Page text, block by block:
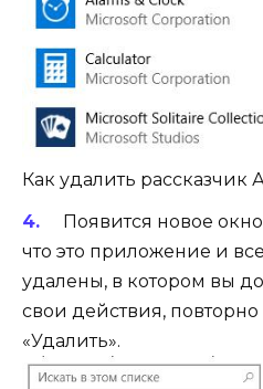
Как удалить рассказчик
Появится новое
что это приложение и
удалены, в котором вы
свои действия,
«Удалить».